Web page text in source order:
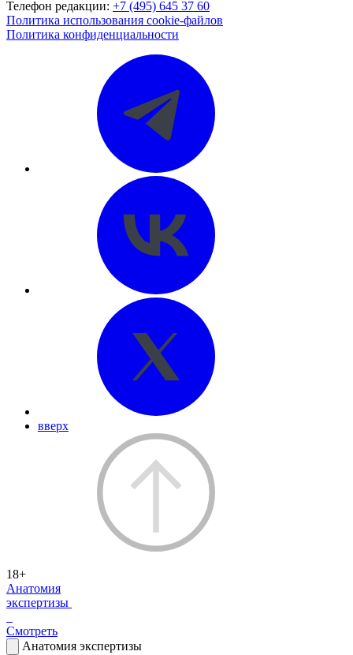
Телефон редакции: +7 (495) 645 37 60
Политика использования cookie-файлов
Политика конфиденциальности
вверх
18+
Анатомия
экспертизы
Смотреть
Анатомия экспертизы